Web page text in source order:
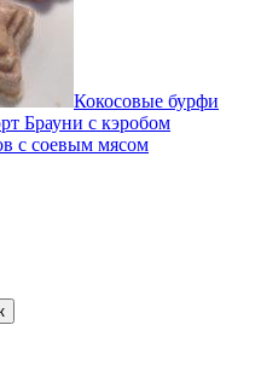
Кокосовые бурфи
Брауни с кэробом
с соевым мясом